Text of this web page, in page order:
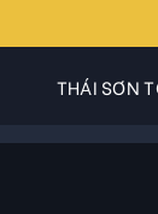
THÁI SƠN